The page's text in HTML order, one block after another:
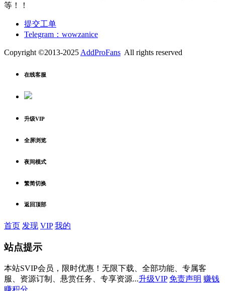
等！！
提交工单
Telegram：wowzanice
Copyright ©2013-2025 AddProFans All rights reserved
在线客服
升级VIP
全屏浏览
夜间模式
繁简切换
返回顶部
首页 发现 VIP 我的
站点提示
本站SVIP会员，限时优惠！无限下载、全部功能、专属客
服、资源订制、悬赏任务、专享资源...升级VIP 免责声明 赚钱
赚积分